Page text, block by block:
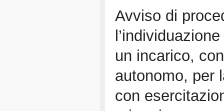
Avviso di
un incarico,
autonomo, per
con